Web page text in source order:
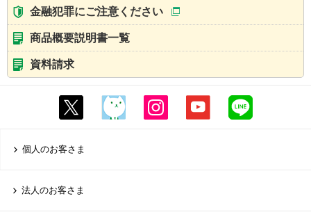
金融犯罪にご注意ください
商品概要説明書一覧
資料請求
個人のお客さま
法人のお客さま